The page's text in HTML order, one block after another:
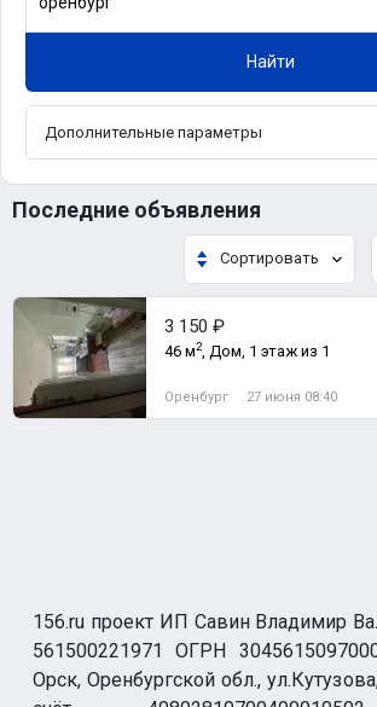
Найти
Дополнительные параметры
Последние объявления
Сортировать
3 150 ₽
46 м2, Дом, 1 этаж из 1
Оренбург 27 июня 08:40
156.ru проект ИП Савин Владимир
561500221971 ОГРН
Орск, Оренбургской обл.,